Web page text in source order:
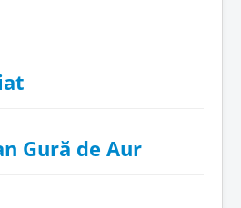
Gură de Aur